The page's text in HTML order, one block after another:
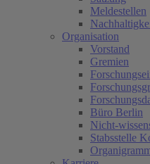
Meldestellen
Organisation
Vorstand
Gremien
Büro Berlin
Nicht-
Stabsstelle